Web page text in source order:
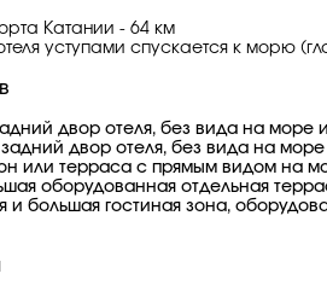
Катании - 64 км
уступами спускается к морю
двор отеля, без вида на море
двор отеля, без вида на
или терраса с прямым видом на
оборудованная отдельная
и большая гостиная зона,